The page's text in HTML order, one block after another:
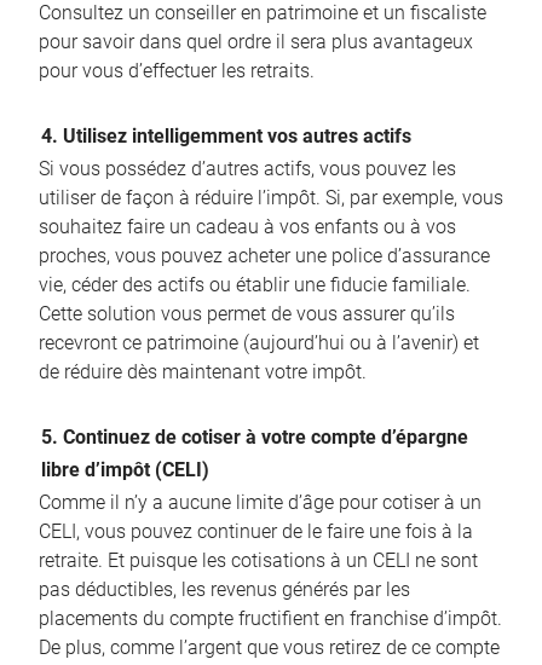
Consultez un conseiller en patrimoine et un fiscaliste
pour savoir dans quel ordre il sera plus avantageux
pour vous d’effectuer les retraits.
4. Utilisez intelligemment vos autres actifs
Si vous possédez d’autres actifs, vous pouvez les
utiliser de façon à réduire l’impôt. Si, par exemple, vous
souhaitez faire un cadeau à vos enfants ou à vos
proches, vous pouvez acheter une police d’assurance
vie, céder des actifs ou établir une fiducie familiale.
Cette solution vous permet de vous assurer qu’ils
recevront ce patrimoine (aujourd’hui ou à l’avenir) et
de réduire dès maintenant votre impôt.
5. Continuez de cotiser à votre compte d’épargne
libre d’impôt (CELI)
Comme il n’y a aucune limite d’âge pour cotiser à un
CELI, vous pouvez continuer de le faire une fois à la
retraite. Et puisque les cotisations à un CELI ne sont
pas déductibles, les revenus générés par les
placements du compte fructifient en franchise d’impôt.
De plus, comme l’argent que vous retirez de ce compte